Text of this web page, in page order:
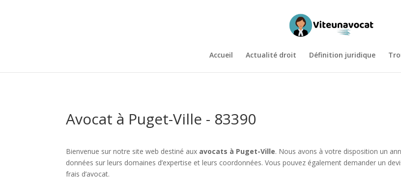
Accueil Actualité droit Définition juridique
Avocat à Puget-Ville - 83390
Bienvenue sur notre site web destiné aux avocats à Puget-Ville. Nous avons à votre disposition un
données sur leurs domaines d’expertise et leurs coordonnées. Vous pouvez également demander un
frais d’avocat.